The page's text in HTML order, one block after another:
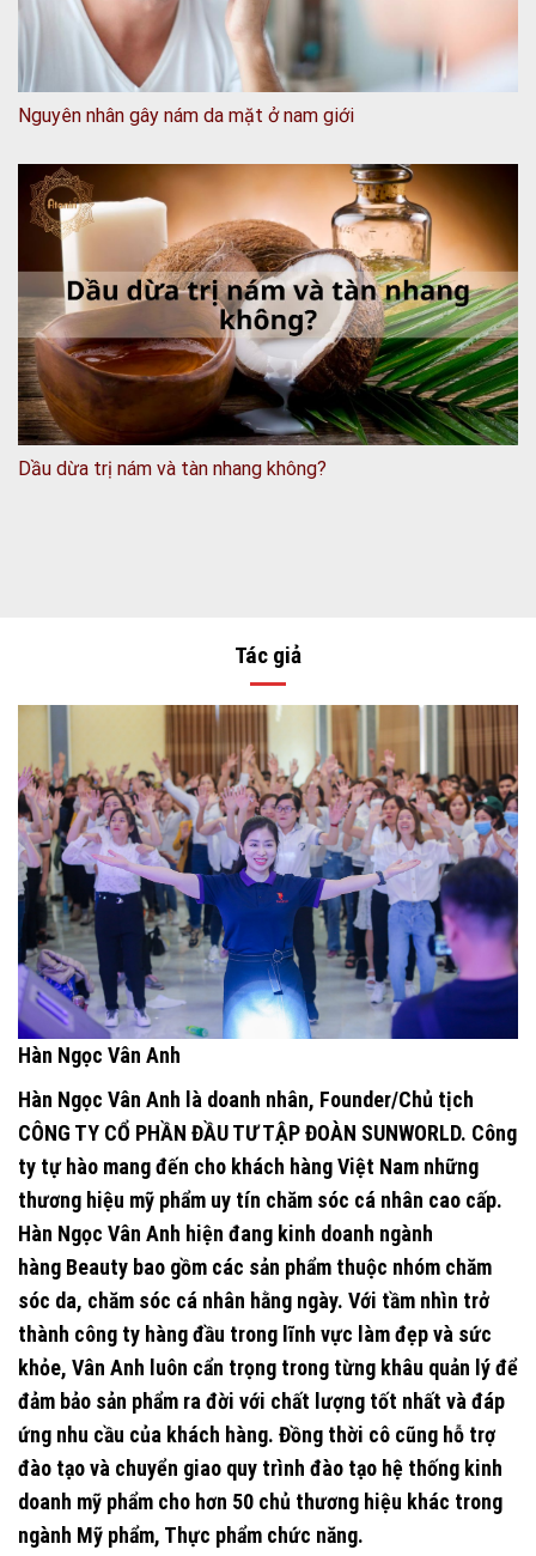
Nguyên nhân gây nám da mặt ở nam giới
Dầu dừa trị nám và tàn nhang không?
Tác giả
Hàn Ngọc Vân Anh
Hàn Ngọc Vân Anh là doanh nhân, Founder/Chủ tịch
CÔNG TY CỔ PHẦN ĐẦU TƯ TẬP ĐOÀN SUNWORLD. Công
ty tự hào mang đến cho khách hàng Việt Nam những
thương hiệu mỹ phẩm uy tín chăm sóc cá nhân cao cấp.
Hàn Ngọc Vân Anh hiện đang kinh doanh ngành
hàng Beauty bao gồm các sản phẩm thuộc nhóm chăm
sóc da, chăm sóc cá nhân hằng ngày. Với tầm nhìn trở
thành công ty hàng đầu trong lĩnh vực làm đẹp và sức
khỏe, Vân Anh luôn cẩn trọng trong từng khâu quản lý để
đảm bảo sản phẩm ra đời với chất lượng tốt nhất và đáp
ứng nhu cầu của khách hàng. Đồng thời cô cũng hỗ trợ
đào tạo và chuyển giao quy trình đào tạo hệ thống kinh
doanh mỹ phẩm cho hơn 50 chủ thương hiệu khác trong
ngành Mỹ phẩm, Thực phẩm chức năng.